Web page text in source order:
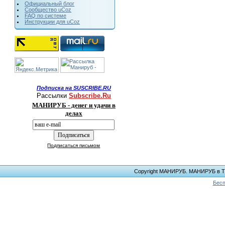
Официальный блог
Сообщество uCoz
FAQ по системе
Инструкции для uCoz
Подписка на SUSCRIBE.RU
Рассылки Subscribe.Ru
МАНИРУБ - денег и удачи в
делах
Подписаться письмом
Copyright МАНИРУБ. МАНИРУБ в